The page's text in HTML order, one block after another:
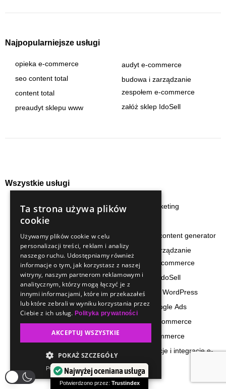
Najpopularniejsze usługi
opieka e-commerce
seo content total
content total
preaudyt sklepu www
audyt e-commerce
budowa i zarządzanie
zespołem e-commerce
załóż sklep IdoSell
Wszystkie usługi
preaudyt sklepu www
audyt e-commerce
preaudyt SEO sklepu
internetowego
dedykowana opieka dla stron
WordPress
opieka e-commerce pakiet
minimum
opieka e-commerce pakiet
opieka e-commerce pakiet
seo content total
content marketing
humanized content generator
budowa i zarządzanie
zespołem e-commerce
załóż sklep IdoSell
załóż stronę WordPress
reklama Google Ads
strategia e-commerce
rozwój e-commerce
automatyzacje i integracje e-
commerce
Najwyżej oceniana usługa
Potwierdzono przez: Trustindex
Ta strona używa plików
cookie
Używamy plików cookie w celu
personalizacji treści, reklam i analizy
naszego ruchu. Udostępniamy również
informacje o tym, jak korzystasz z naszej
witryny, naszym partnerom reklamowym i
analitycznym, którzy mogą łączyć je z
innymi informacjami, które im przekazałeś
lub które zebrali w wyniku korzystania przez
Ciebie z ich usług.Polityka prywatności
AKCEPTUJ WSZYSTKIE
POKAŻ SZCZEGÓŁY
POWERED BY COOKIESCRIPT